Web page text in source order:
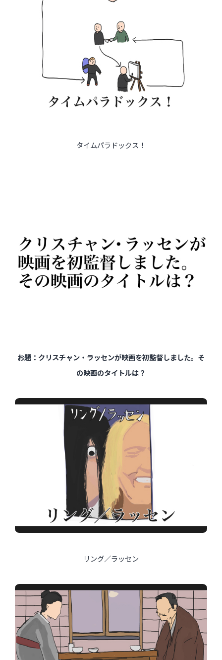
タイムパラドックス！
お題：クリスチャン・ラッセンが映画を初監督しました。そ
の映画のタイトルは？
リング／ラッセン